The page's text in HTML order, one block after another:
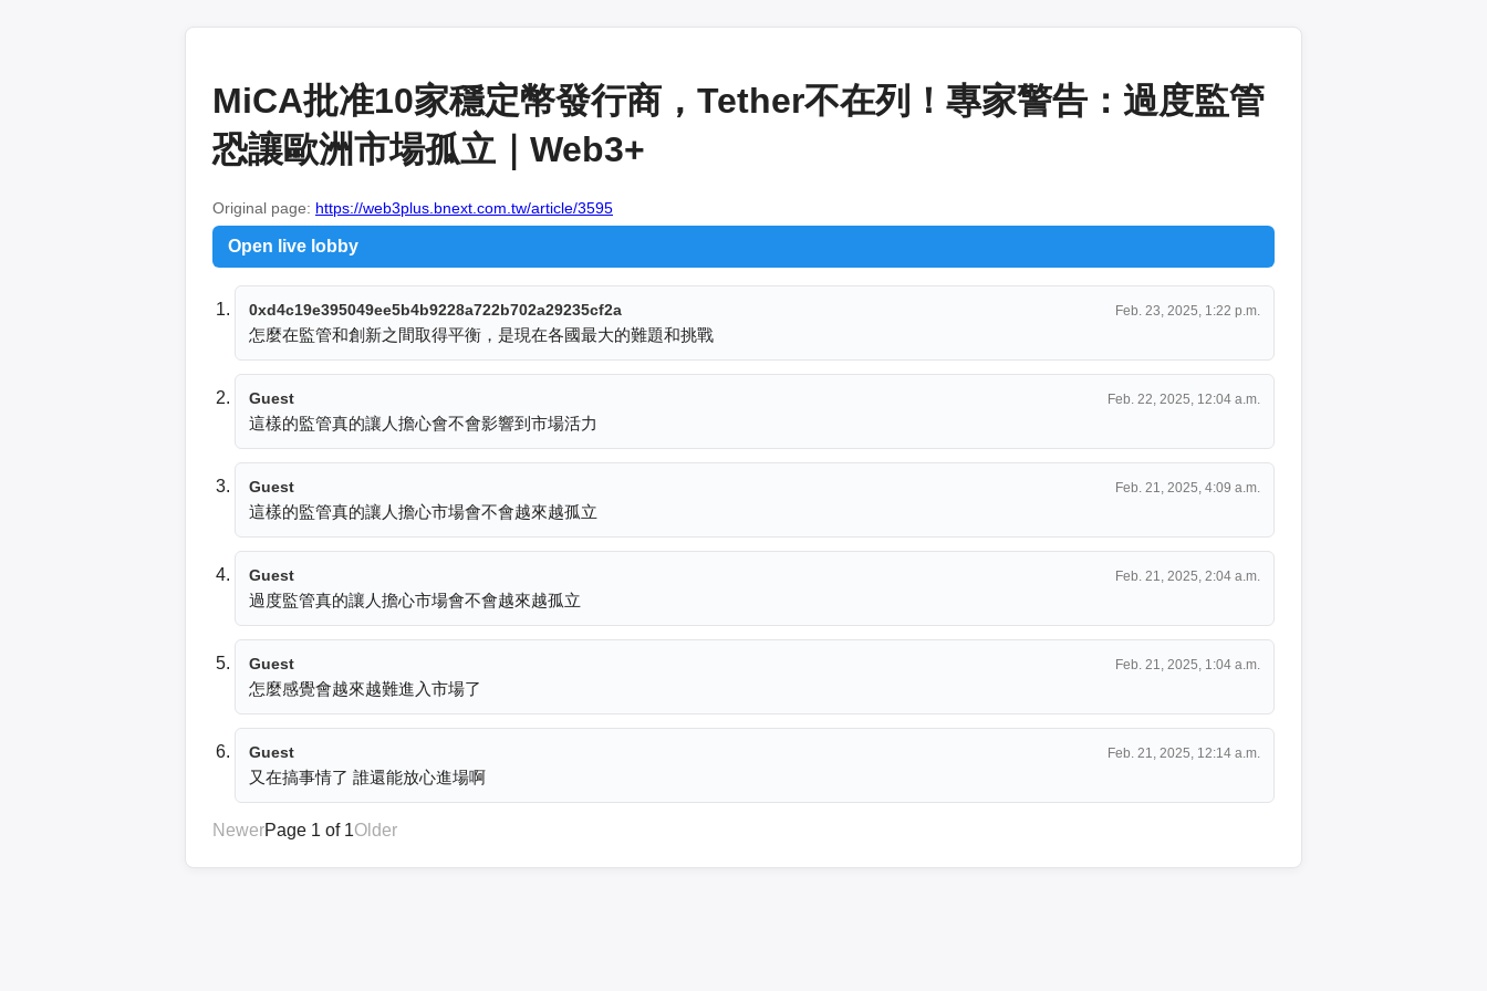
MiCA批准10家穩定幣發行商，Tether不在列！專家警告：過度監管
恐讓歐洲市場孤立｜Web3+
Original page: https://web3plus.bnext.com.tw/article/3595
Open live lobby
0xd4c19e395049ee5b4b9228a722b702a29235cf2a Feb. 23, 2025, 1:22 p.m.
怎麼在監管和創新之間取得平衡，是現在各國最大的難題和挑戰
Guest Feb. 22, 2025, 12:04 a.m.
這樣的監管真的讓人擔心會不會影響到市場活力
Guest Feb. 21, 2025, 4:09 a.m.
這樣的監管真的讓人擔心市場會不會越來越孤立
Guest Feb. 21, 2025, 2:04 a.m.
過度監管真的讓人擔心市場會不會越來越孤立
Guest Feb. 21, 2025, 1:04 a.m.
怎麼感覺會越來越難進入市場了
Guest Feb. 21, 2025, 12:14 a.m.
又在搞事情了 誰還能放心進場啊
NewerPage 1 of 1Older